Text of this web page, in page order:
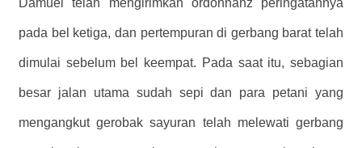
pada bel ketiga, dan pertempuran di gerbang barat telah
dimulai sebelum bel keempat. Pada saat itu, sebagian
besar jalan utama sudah sepi dan para petani yang
mengangkut gerobak sayuran telah melewati gerbang